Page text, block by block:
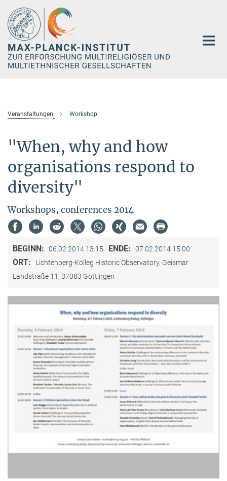
Hauptinhalt
Veranstaltungen Workshop
"When, why and how
organisations respond to
diversity"
Workshops, conferences 2014
BEGINN: 06.02.2014 13:15 ENDE: 07.02.2014 15:00
ORT:
Lichtenberg-Kolleg Historic Observatory, Geismar
Landstraße 11, 37083 Göttingen